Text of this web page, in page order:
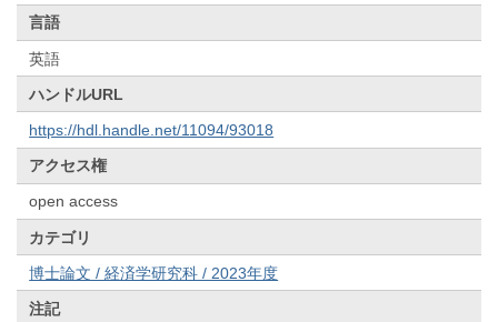
言語
英語
ハンドルURL
https://hdl.handle.net/11094/93018
アクセス権
open access
カテゴリ
博士論文 / 経済学研究科 / 2023年度
注記